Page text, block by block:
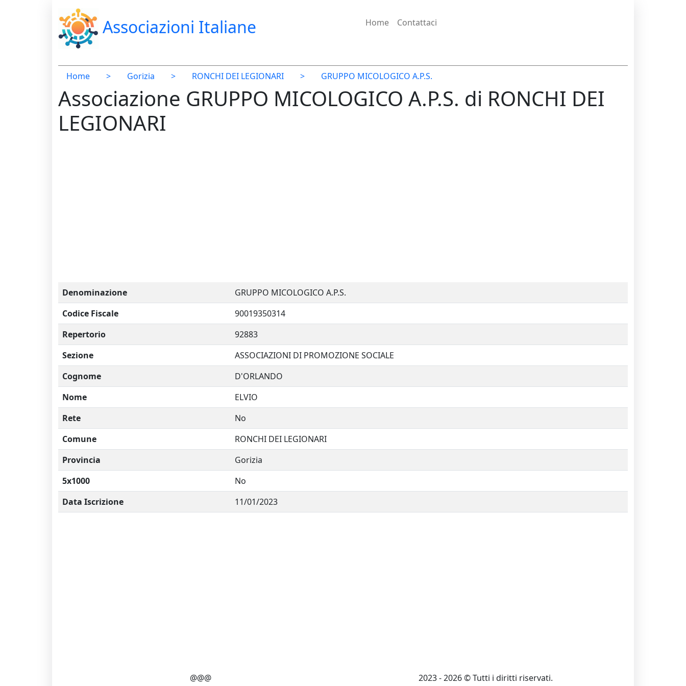
Associazioni Italiane Home Contattaci
Home > Gorizia > RONCHI DEI LEGIONARI > GRUPPO MICOLOGICO A.P.S.
Associazione GRUPPO MICOLOGICO A.P.S. di RONCHI DEI
LEGIONARI
Denominazione
GRUPPO MICOLOGICO A.P.S.
Codice Fiscale
90019350314
Repertorio
92883
Sezione
ASSOCIAZIONI DI PROMOZIONE SOCIALE
Cognome
D'ORLANDO
Nome
ELVIO
Rete
No
Comune
RONCHI DEI LEGIONARI
Provincia
Gorizia
5x1000
No
Data Iscrizione
11/01/2023
@@@ 2023 - 2026 © Tutti i diritti riservati.